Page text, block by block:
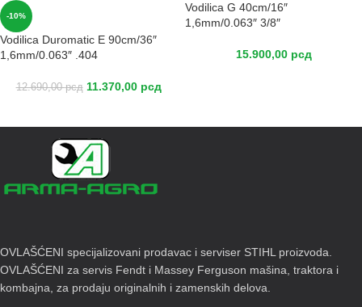
-10%
Vodilica Duromatic E 90cm/36″
1,6mm/0.063″ .404
12.690,00рсд 11.370,00 рсд
Vodilica G 40cm/16″
1,6mm/0.063″ 3/8″
15.900,00 рсд
OVLAŠĆENI specijalizovani prodavac i serviser STIHL proizvoda.
OVLAŠĆENI za servis Fendt i Massey Ferguson mašina, traktora i
kombajna, za prodaju originalnih i zamenskih delova.